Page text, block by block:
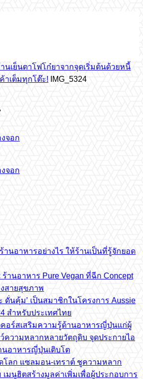
นเย็นตาโฟโก๋ยาจากจุดเริ่มต้นด้วยหนี้
าเต็มทุกโต๊ะ!
IMG_5324
านอาหารอย่างไร ให้ร้านเป็นที่รู้จักยอด
ร้านอาหาร Pure Vegan ที่ฉีก Concept
สายสุขภาพ
ะ ดั่นคุ้ม’ เป็นสมาชิกในโครงการ Aussie
สำหรับประเทศไทย
คอร์สเสริมความรู้ด้านอาหารญี่ปุ่นแก่ผู้
ความหลากหลายวัตถุดิบ จุดประกายไอ
นอาหารญี่ปุ่นเติบโต
โลก แซลมอน-เทราต์ ชูความหลาก
มนูฮิตสร้างมูลค่าเพิ่มเพื่อผู้ประกอบการ